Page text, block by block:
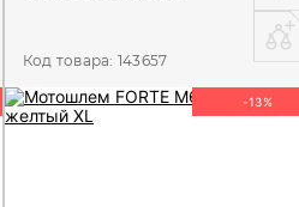
Код товара: 143657
-13%